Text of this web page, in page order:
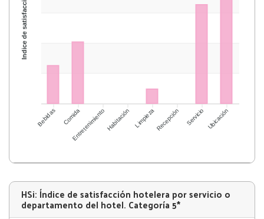
Bebidas ComidaEntretenimiento Habitación LimpiezaRecepción Servicio Ubicación
Índice de satisfacción
HSi: Índice de satisfacción hotelera por servicio o
departamento del hotel. Categoría 5*